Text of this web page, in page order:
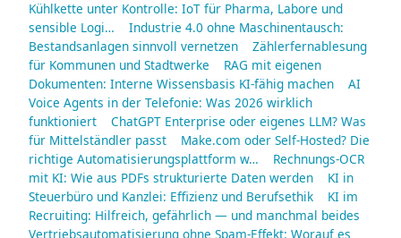
Kühlkette unter Kontrolle: IoT für Pharma, Labore und
sensible Logi…
Industrie 4.0 ohne Maschinentausch:
Bestandsanlagen sinnvoll vernetzen
Zählerfernablesung
für Kommunen und Stadtwerke
RAG mit eigenen
Dokumenten: Interne Wissensbasis KI-fähig machen
AI
Voice Agents in der Telefonie: Was 2026 wirklich
funktioniert
ChatGPT Enterprise oder eigenes LLM? Was
für Mittelständler passt
Make.com oder Self-Hosted? Die
richtige Automatisierungsplattform w…
Rechnungs-OCR
mit KI: Wie aus PDFs strukturierte Daten werden
KI in
Steuerbüro und Kanzlei: Effizienz und Berufsethik
KI im
Recruiting: Hilfreich, gefährlich — und manchmal beides
Vertriebsautomatisierung ohne Spam-Effekt: Worauf es